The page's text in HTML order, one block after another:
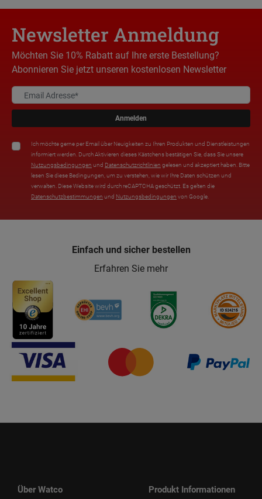
Newsletter Anmeldung
Möchten Sie 10% Rabatt auf Ihre erste Bestellung?
Abonnieren Sie jetzt unseren kostenlosen Newsletter
Anmelden
Ich möchte gerne per Email über Neuigkeiten zu Ihren Produkten und Dienstleistungen
informiert werden. Durch Aktivieren dieses Kästchens bestätigen Sie, dass Sie unsere
Nutzungsbedingungen und Datenschutzrichtlinien gelesen und akzeptiert haben. Bitte
lesen Sie diese Bedingungen, um zu verstehen, wie wir Ihre Daten schützen und
verwalten. Diese Website wird durch reCAPTCHA geschützt. Es gelten die
Datenschutzbestimmungen und Nutzungsbedingungen von Google.
Einfach und sicher bestellen
Erfahren Sie mehr
Über Watco Produkt Informationen